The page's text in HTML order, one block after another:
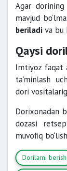
Agar
mavjud
beriladi va bu
Qaysi
Imtiyoz faqat
ta’minlash
dori
Dorixonadan
dozasi
muvofiq
Dorilarni berish